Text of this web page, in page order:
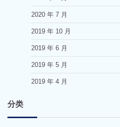
2020 年 7 月
2019 年 10 月
2019 年 6 月
2019 年 5 月
2019 年 4 月
分类